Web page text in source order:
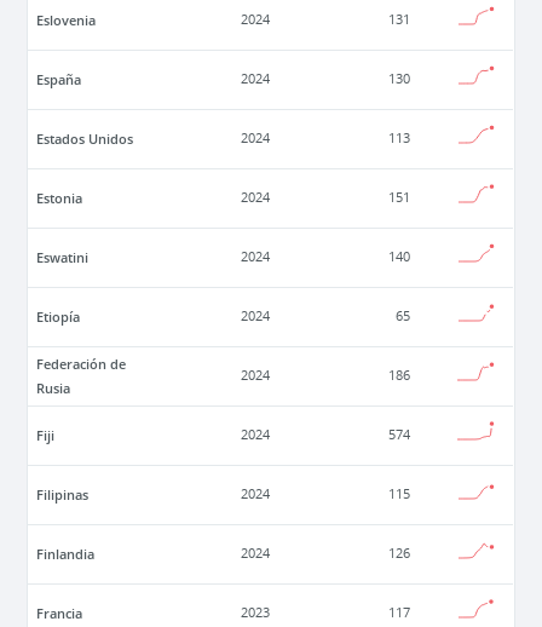
Eslovenia 2024 131
España 2024 130
Estados Unidos 2024 113
Estonia 2024 151
Eswatini 2024 140
Etiopía 2024 65
Federación de
Rusia
2024 186
Fiji 2024 574
Filipinas 2024 115
Finlandia 2024 126
Francia 2023 117